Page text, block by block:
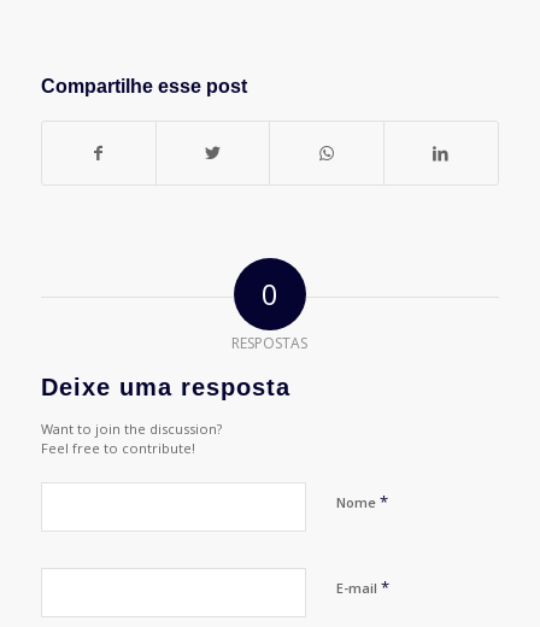
Compartilhe esse post
0
RESPOSTAS
Deixe uma resposta
Want to join the discussion?
Feel free to contribute!
Nome *
E-mail *